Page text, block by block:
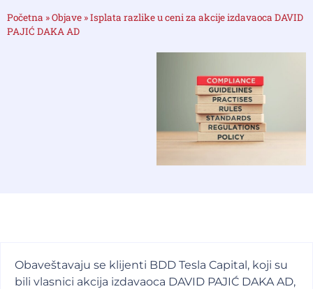
Početna »Objave »Isplata razlike u ceni za akcije izdavaoca DAVID
PAJIĆ DAKA AD
Obaveštavaju se klijenti BDD Tesla Capital, koji su
bili vlasnici akcija izdavaoca DAVID PAJIĆ DAKA AD,